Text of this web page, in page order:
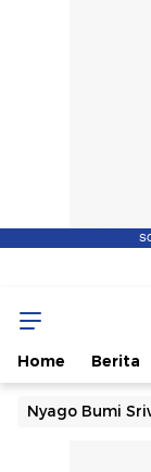
Home Berita
Nyago Bumi